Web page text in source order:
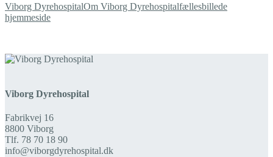
Viborg DyrehospitalOm Viborg Dyrehospitalfællesbillede
hjemmeside
Viborg Dyrehospital
Fabrikvej 16
8800 Viborg
Tlf. 78 70 18 90
info@viborgdyrehospital.dk